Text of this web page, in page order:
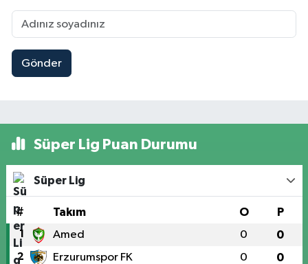
Gönder
Süper Lig Puan Durumu
Süper Lig
# Takım O P
1 Amed 0 0
2 Erzurumspor FK 0 0